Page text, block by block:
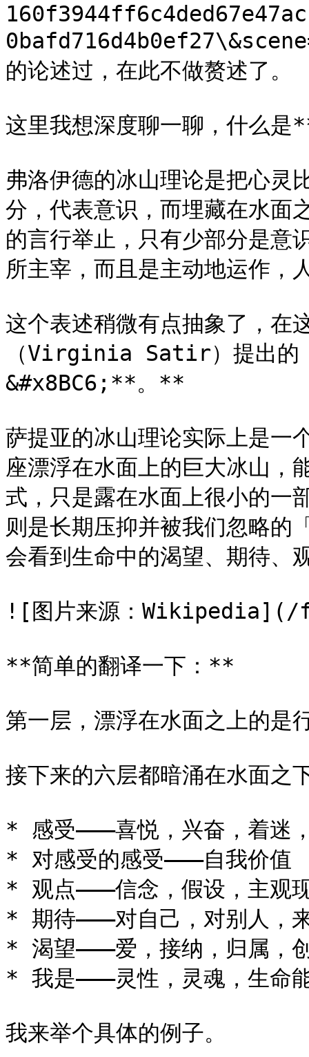
的论述过，在此不做赘述了。
这里我想深度聊一聊，什么
弗洛伊德的冰山理论是把心灵
分，代表意识，而埋藏在水面
的言行举止，只有少部分是意
所主宰，而且是主动地运作，
这个表述稍微有点抽象了，在
（Virginia Satir）提出的「
&#x8BC6;**。**
萨提亚的冰山理论实际上是一
座漂浮在水面上的巨大冰山，
式，只是露在水面上很小的一
则是长期压抑并被我们忽略
会看到生命中的渴望、期待、
![图片来源：Wikipedia](/
**简单的翻译一下：**
第一层，漂浮在水面之上的是
接下来的六层都暗涌在水面之
* 感受———喜悦，兴奋，着迷
* 对感受的感受———自我价值
* 观点———信念，假设，主观
* 期待———对自己，对别人，
* 渴望———爱，接纳，归属，
* 我是———灵性，灵魂，生命
我来举个具体的例子。